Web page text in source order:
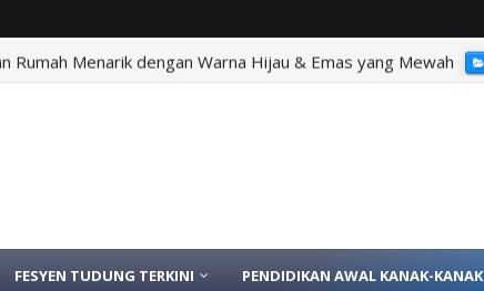
Rumah Menarik dengan Warna Hijau & Emas yang Mewah
FESYEN TUDUNG TERKINI PENDIDIKAN AWAL KANAK-KANAK